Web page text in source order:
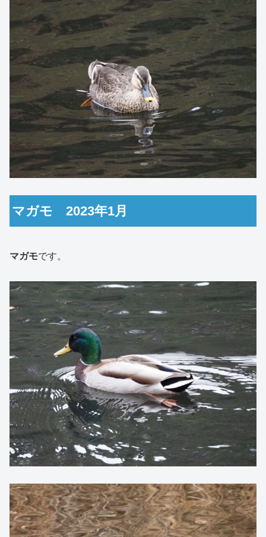
マガモ 2023年1月
マガモです。